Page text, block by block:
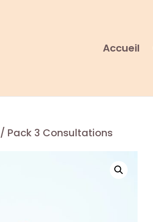
Accueil
/ Pack 3 Consultations